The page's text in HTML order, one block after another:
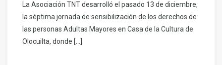
La Asociación TNT desarrolló el pasado 13 de diciembre,
la séptima jornada de sensibilización de los derechos de
las personas Adultas Mayores en Casa de la Cultura de
Olocuilta, donde […]